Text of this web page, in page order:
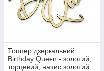
Топпер дзеркальний
Birthday Queen - золотий,
торцевий, напис золотий